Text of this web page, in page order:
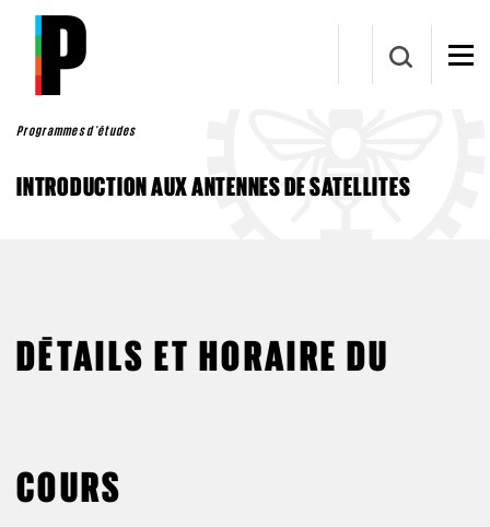
Aller au contenu principal
Programmes d'études
INTRODUCTION AUX ANTENNES DE SATELLITES
DÉTAILS ET HORAIRE DU
COURS